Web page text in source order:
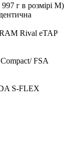
г в розмірі M)
Rival eTAP
FSA
S-FLEX